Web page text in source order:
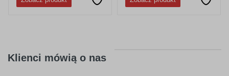
Klienci mówią o nas